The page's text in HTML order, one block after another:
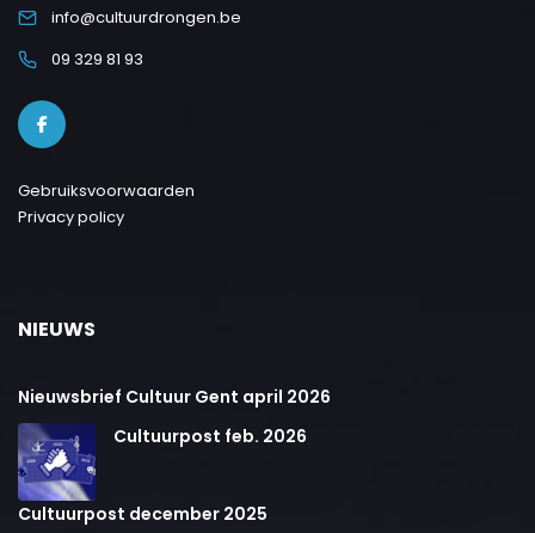
info@cultuurdrongen.be
09 329 81 93
Gebruiksvoorwaarden
Privacy policy
NIEUWS
Nieuwsbrief Cultuur Gent april 2026
Cultuurpost feb. 2026
Cultuurpost december 2025